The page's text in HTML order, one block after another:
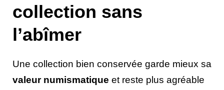
collection sans
l’abîmer
Une collection bien conservée garde mieux sa
valeur numismatique et reste plus agréable